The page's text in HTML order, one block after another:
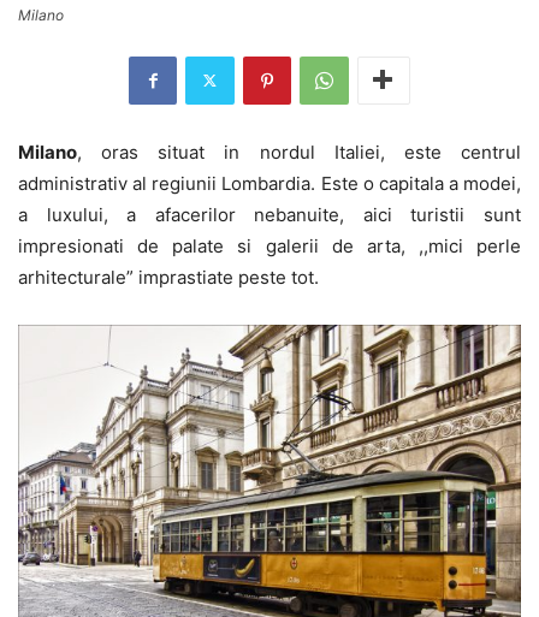
Milano
Milano, oras situat in nordul Italiei, este centrul
administrativ al regiunii Lombardia. Este o capitala a modei,
a luxului, a afacerilor nebanuite, aici turistii sunt
impresionati de palate si galerii de arta, ,,mici perle
arhitecturale” imprastiate peste tot.